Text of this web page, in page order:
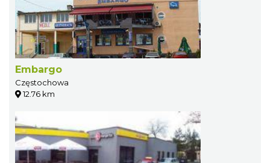
Embargo
Częstochowa
12.76 km